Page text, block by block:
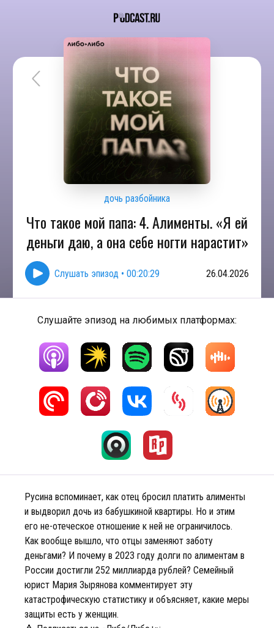
дочь разбойника
Что такое мой папа: 4. Алименты. «Я ей
деньги даю, а она себе ногти нарастит»
Слушать эпизод • 00:20:29 26.04.2026
Слушайте эпизод на любимых платформах:
Русина вспоминает, как отец бросил платить алименты
и выдворил дочь из бабушкиной квартиры. Но и этим
его не-отеческое отношение к ней не ограничилось.
Как вообще вышло, что отцы заменяют заботу
деньгами? И почему в 2023 году долги по алиментам в
России достигли 252 миллиарда рублей? Семейный
юрист Мария Зырянова комментирует эту
катастрофическую статистику и объясняет, какие меры
защиты есть у женщин.